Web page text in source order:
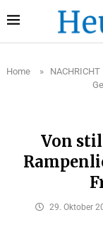
Home » NACHRICHT
Von
29. Oktober